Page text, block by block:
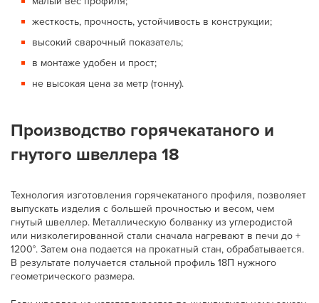
жесткость, прочность, устойчивость в конструкции;
высокий сварочный показатель;
в монтаже удобен и прост;
не высокая цена за метр (тонну).
Производство горячекатаного и
гнутого швеллера 18
Технология изготовления горячекатаного профиля, позволяет
выпускать изделия с большей прочностью и весом, чем
гнутый швеллер. Металлическую болванку из углеродистой
или низколегированной стали сначала нагревают в печи до +
1200°. Затем она подается на прокатный стан, обрабатывается.
В результате получается стальной профиль 18П нужного
геометрического размера.